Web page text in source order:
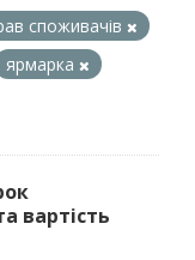
споживачів
ярмарка
вартість